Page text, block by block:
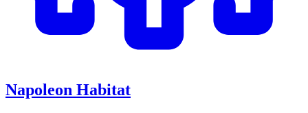
Napoleon Habitat